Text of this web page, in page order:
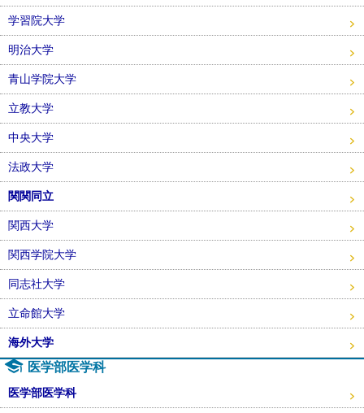
学習院大学
明治大学
青山学院大学
立教大学
中央大学
法政大学
関関同立
関西大学
関西学院大学
同志社大学
立命館大学
海外大学
医学部医学科
医学部医学科